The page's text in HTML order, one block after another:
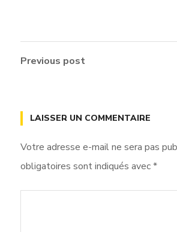
Previous post
LAISSER UN COMMENTAIRE
Votre adresse e-mail ne sera pas
obligatoires sont indiqués avec*